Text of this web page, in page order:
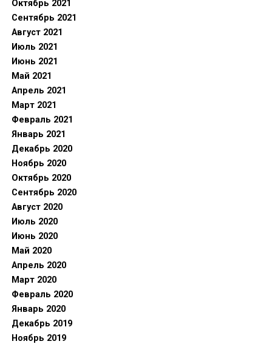
Октябрь 2021
Сентябрь 2021
Август 2021
Июль 2021
Июнь 2021
Май 2021
Апрель 2021
Март 2021
Февраль 2021
Январь 2021
Декабрь 2020
Ноябрь 2020
Октябрь 2020
Сентябрь 2020
Август 2020
Июль 2020
Июнь 2020
Май 2020
Апрель 2020
Март 2020
Февраль 2020
Январь 2020
Декабрь 2019
Ноябрь 2019